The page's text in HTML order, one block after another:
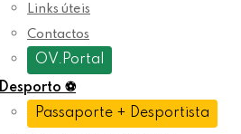
Links úteis
Contactos
OV.Portal
Desporto ⚽
Passaporte + Desportista